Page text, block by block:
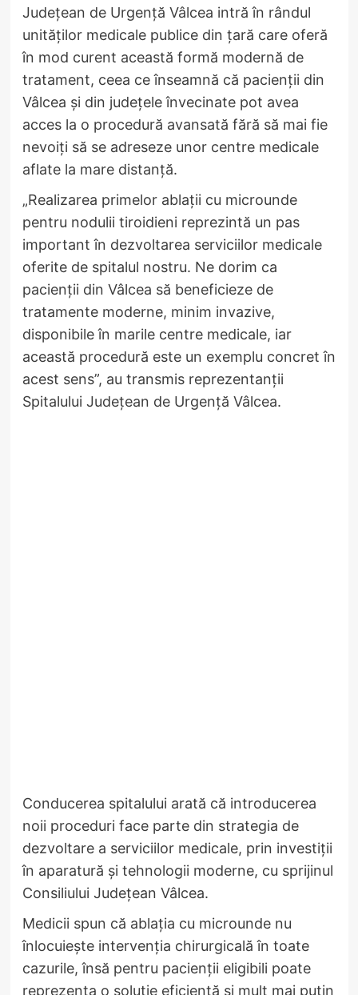
Județean de Urgență Vâlcea intră în rândul
unităților medicale publice din țară care oferă
în mod curent această formă modernă de
tratament, ceea ce înseamnă că pacienții din
Vâlcea și din județele învecinate pot avea
acces la o procedură avansată fără să mai fie
nevoiți să se adreseze unor centre medicale
aflate la mare distanță.
„Realizarea primelor ablații cu microunde
pentru nodulii tiroidieni reprezintă un pas
important în dezvoltarea serviciilor medicale
oferite de spitalul nostru. Ne dorim ca
pacienții din Vâlcea să beneficieze de
tratamente moderne, minim invazive,
disponibile în marile centre medicale, iar
această procedură este un exemplu concret în
acest sens”, au transmis reprezentanții
Spitalului Județean de Urgență Vâlcea.
Conducerea spitalului arată că introducerea
noii proceduri face parte din strategia de
dezvoltare a serviciilor medicale, prin investiții
în aparatură și tehnologii moderne, cu sprijinul
Consiliului Județean Vâlcea.
Medicii spun că ablația cu microunde nu
înlocuiește intervenția chirurgicală în toate
cazurile, însă pentru pacienții eligibili poate
reprezenta o soluție eficientă și mult mai puțin